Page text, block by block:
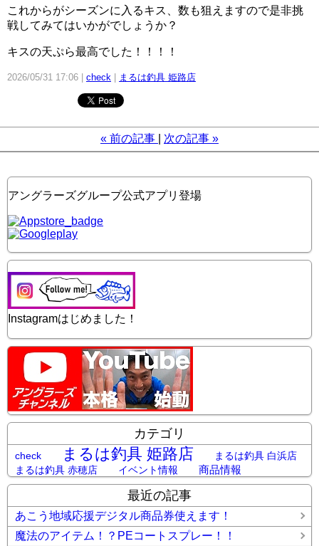
これからがシーズンに入るキス、数も狙えますので是非挑
戦してみてはいかがでしょうか？
キスの天ぷら最高でした！！！！
2026/05/31 17:06 check まるは釣具 姫路店
« 前の記事 次の記事 »
アングラーズグループ公式アプリ登場
Instagramはじめました！
カテゴリ
check まるは釣具 姫路店
まるは釣具 白浜店
まるは釣具 赤穂店
イベント情報 商品情報
最近の記事
あこう地域応援デジタル商品券使えます！
魔法のアイテム！？PEコートスプレー！！